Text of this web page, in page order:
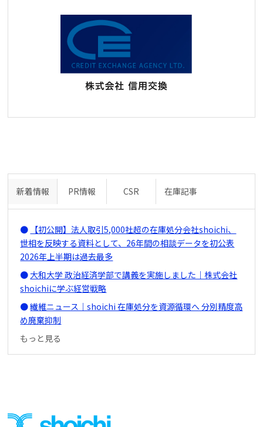
新着情報 PR情報 CSR 在庫記事
【初公開】法人取引5,000社超の在庫処分会社shoichi、
世相を反映する資料として、26年間の相談データを初公表
2026年上半期は過去最多
大和大学 政治経済学部で講義を実施しました｜株式会社
shoichiに学ぶ経営戦略
繊維ニュース｜shoichi 在庫処分を資源循環へ 分別精度高
め廃棄抑制
もっと見る